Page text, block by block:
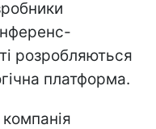
розробляються
платформа.